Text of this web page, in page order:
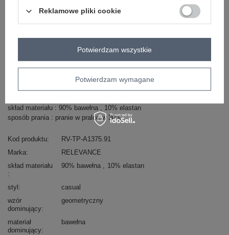
Zobacz wszystkie kolory (+4)
ZALOGUJ SIĘ I ZOBACZ CENĘ
Masz pytanie? Chętnie pomożemy.
+48 601 547 740 Zadaj pytanie
skład materiału : 90% bawełna , 10% elastan
sposób prania : pranie w pralce w 30°C
Kod produktu
RV-TP-A1375.91
Marka
RELEVANCE
skład materiału
90% bawełna 10% elastan
styl
casual
wzór
dominujący
geometryczny
materiał
dominujący
bawełna
Reklamowe pliki cookie
Potwierdzam wymagane
Potwierdzam wszystkie